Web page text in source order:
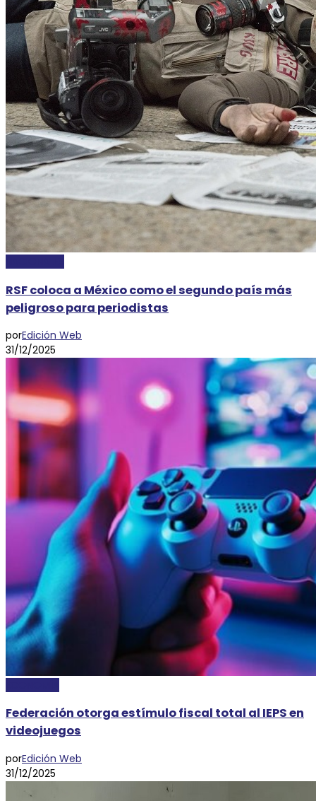
RSF coloca a México como el segundo país más
peligroso para periodistas
porEdición Web
31/12/2025
Federación otorga estímulo fiscal total al IEPS en
videojuegos
porEdición Web
31/12/2025